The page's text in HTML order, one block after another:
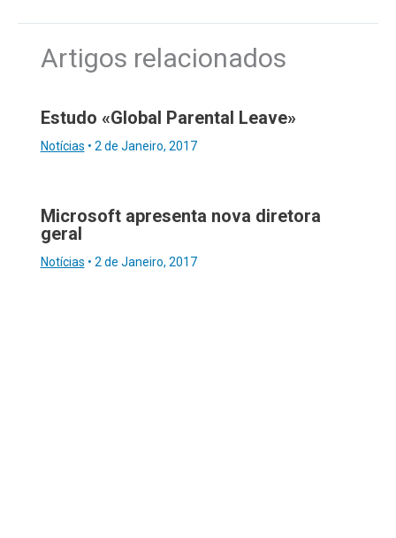
Artigos relacionados
Estudo «Global Parental Leave»
Notícias • 2 de Janeiro, 2017
Microsoft apresenta nova diretora
geral
Notícias • 2 de Janeiro, 2017